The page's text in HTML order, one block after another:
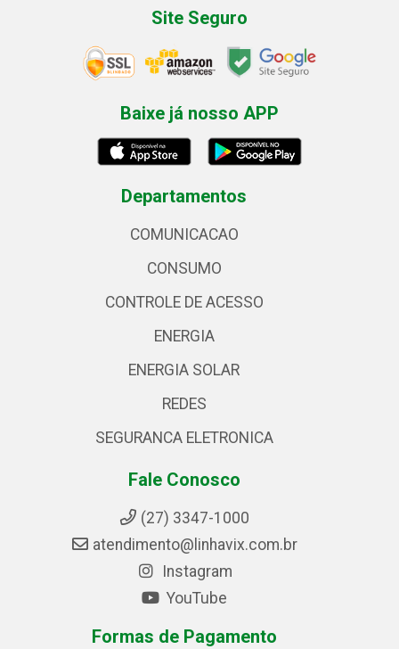
Site Seguro
Baixe já nosso APP
Departamentos
COMUNICACAO
CONSUMO
CONTROLE DE ACESSO
ENERGIA
ENERGIA SOLAR
REDES
SEGURANCA ELETRONICA
Fale Conosco
(27) 3347-1000
atendimento@linhavix.com.br
Instagram
YouTube
Formas de Pagamento